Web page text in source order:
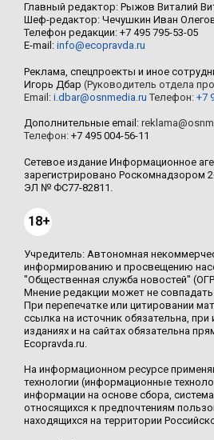
Главный редактор: Рыжов Виталий
Шеф-редактор: Чечушкин Иван
Телефон редакции: +7 495 795-53-05
E-mail: info@ecopravda.ru
Реклама, спецпроекты и иное
Игорь Дбар (Руководитель отдела
Email: i.dbar@osnmedia.ru Телефон: +7
Дополнительные email:
Телефон: +7 495 004-56-11
Сетевое издание Информационное
зарегистрировано Роскомнадзором
ЭЛ № ФС77-82811.
18+
Учредитель: Автономная
информированию и просвещению
"Общественная служба новостей"
Мнение редакции может не
При перепечатке или цитировании
ссылка на источник обязательна,
изданиях и на сайтах обязательна
Ecopravda.ru.
На информационном ресурсе
технологии (информационные
информации на основе сбора,
относящихся к предпочтениям
находящихся на территории